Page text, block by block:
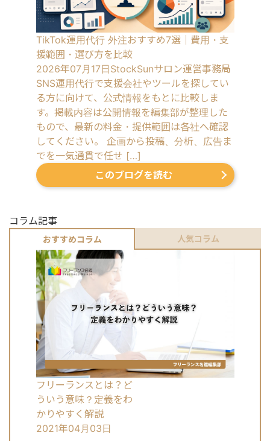
コラム記事
おすすめコラム 人気コラム
フリーランスとは？ど
ういう意味？定義をわ
かりやすく解説
2021年04月03日
TikTok運用代行 外注おすすめ7選｜費用・支
援範囲・選び方を比較
2026年07月17日 StockSunサロン運営事務局
SNS運用代行で支援会社やツールを探してい
る方に向けて、公式情報をもとに比較しま
す。掲載内容は公開情報を編集部が整理した
もので、最新の料金・提供範囲は各社へ確認
してください。 企画から投稿、分析、広告ま
でを一気通貫で任せ […]
このブログを読む